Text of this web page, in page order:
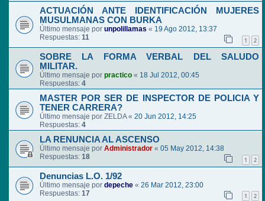
ACTUACIÓN ANTE IDENTIFICACIÓN MUJERES
MUSULMANAS CON BURKA
Último mensaje por unpolillamas « 19 Ago 2012, 13:37
Respuestas: 11 1 2
SOBRE LA FORMA VERBAL DEL SALUDO
MILITAR.
Último mensaje por practico « 18 Jul 2012, 00:45
Respuestas: 4
MASTER POR SER DE INSPECTOR DE POLICIA Y
TENER CARRERA?
Último mensaje por ZELDA« 20 Jun 2012, 14:25
Respuestas: 4
LA RENUNCIA AL ASCENSO
Último mensaje por Administrador « 05 May 2012, 14:38
Respuestas: 18 1 2
Denuncias L.O. 1/92
Último mensaje por depeche « 26 Mar 2012, 23:00
Respuestas: 17 1 2